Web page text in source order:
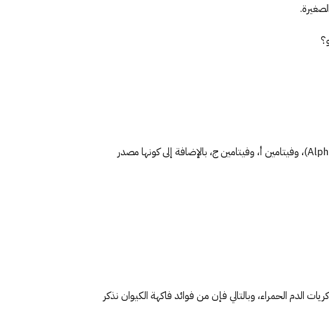
إن فاكهة الكيوانو من المصادر الغذائية الغنية بمضادات الأكسدة، ومنها الألفا تيكوفيرول (Alpha-tocopherol)، وفيتامين أ، وفيتامين ج، بالإضافة إلى كونها مصدر
الدم الحمراء، وبالتالي فإن من فوائد فاكهة الكيوان نذكر